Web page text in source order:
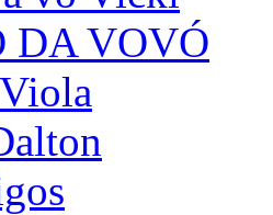
DA VOVÓ